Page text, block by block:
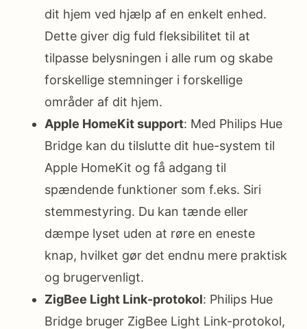
dit hjem ved hjælp af en enkelt enhed.
Dette giver dig fuld fleksibilitet til at
tilpasse belysningen i alle rum og skabe
forskellige stemninger i forskellige
områder af dit hjem.
Apple HomeKit support: Med Philips Hue
Bridge kan du tilslutte dit hue-system til
Apple HomeKit og få adgang til
spændende funktioner som f.eks. Siri
stemmestyring. Du kan tænde eller
dæmpe lyset uden at røre en eneste
knap, hvilket gør det endnu mere praktisk
og brugervenligt.
ZigBee Light Link-protokol: Philips Hue
Bridge bruger ZigBee Light Link-protokol,